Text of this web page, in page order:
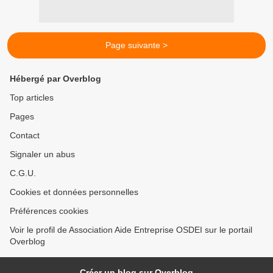
Page suivante >
Hébergé par Overblog
Top articles
Pages
Contact
Signaler un abus
C.G.U.
Cookies et données personnelles
Préférences cookies
Voir le profil de Association Aide Entreprise OSDEI sur le portail
Overblog